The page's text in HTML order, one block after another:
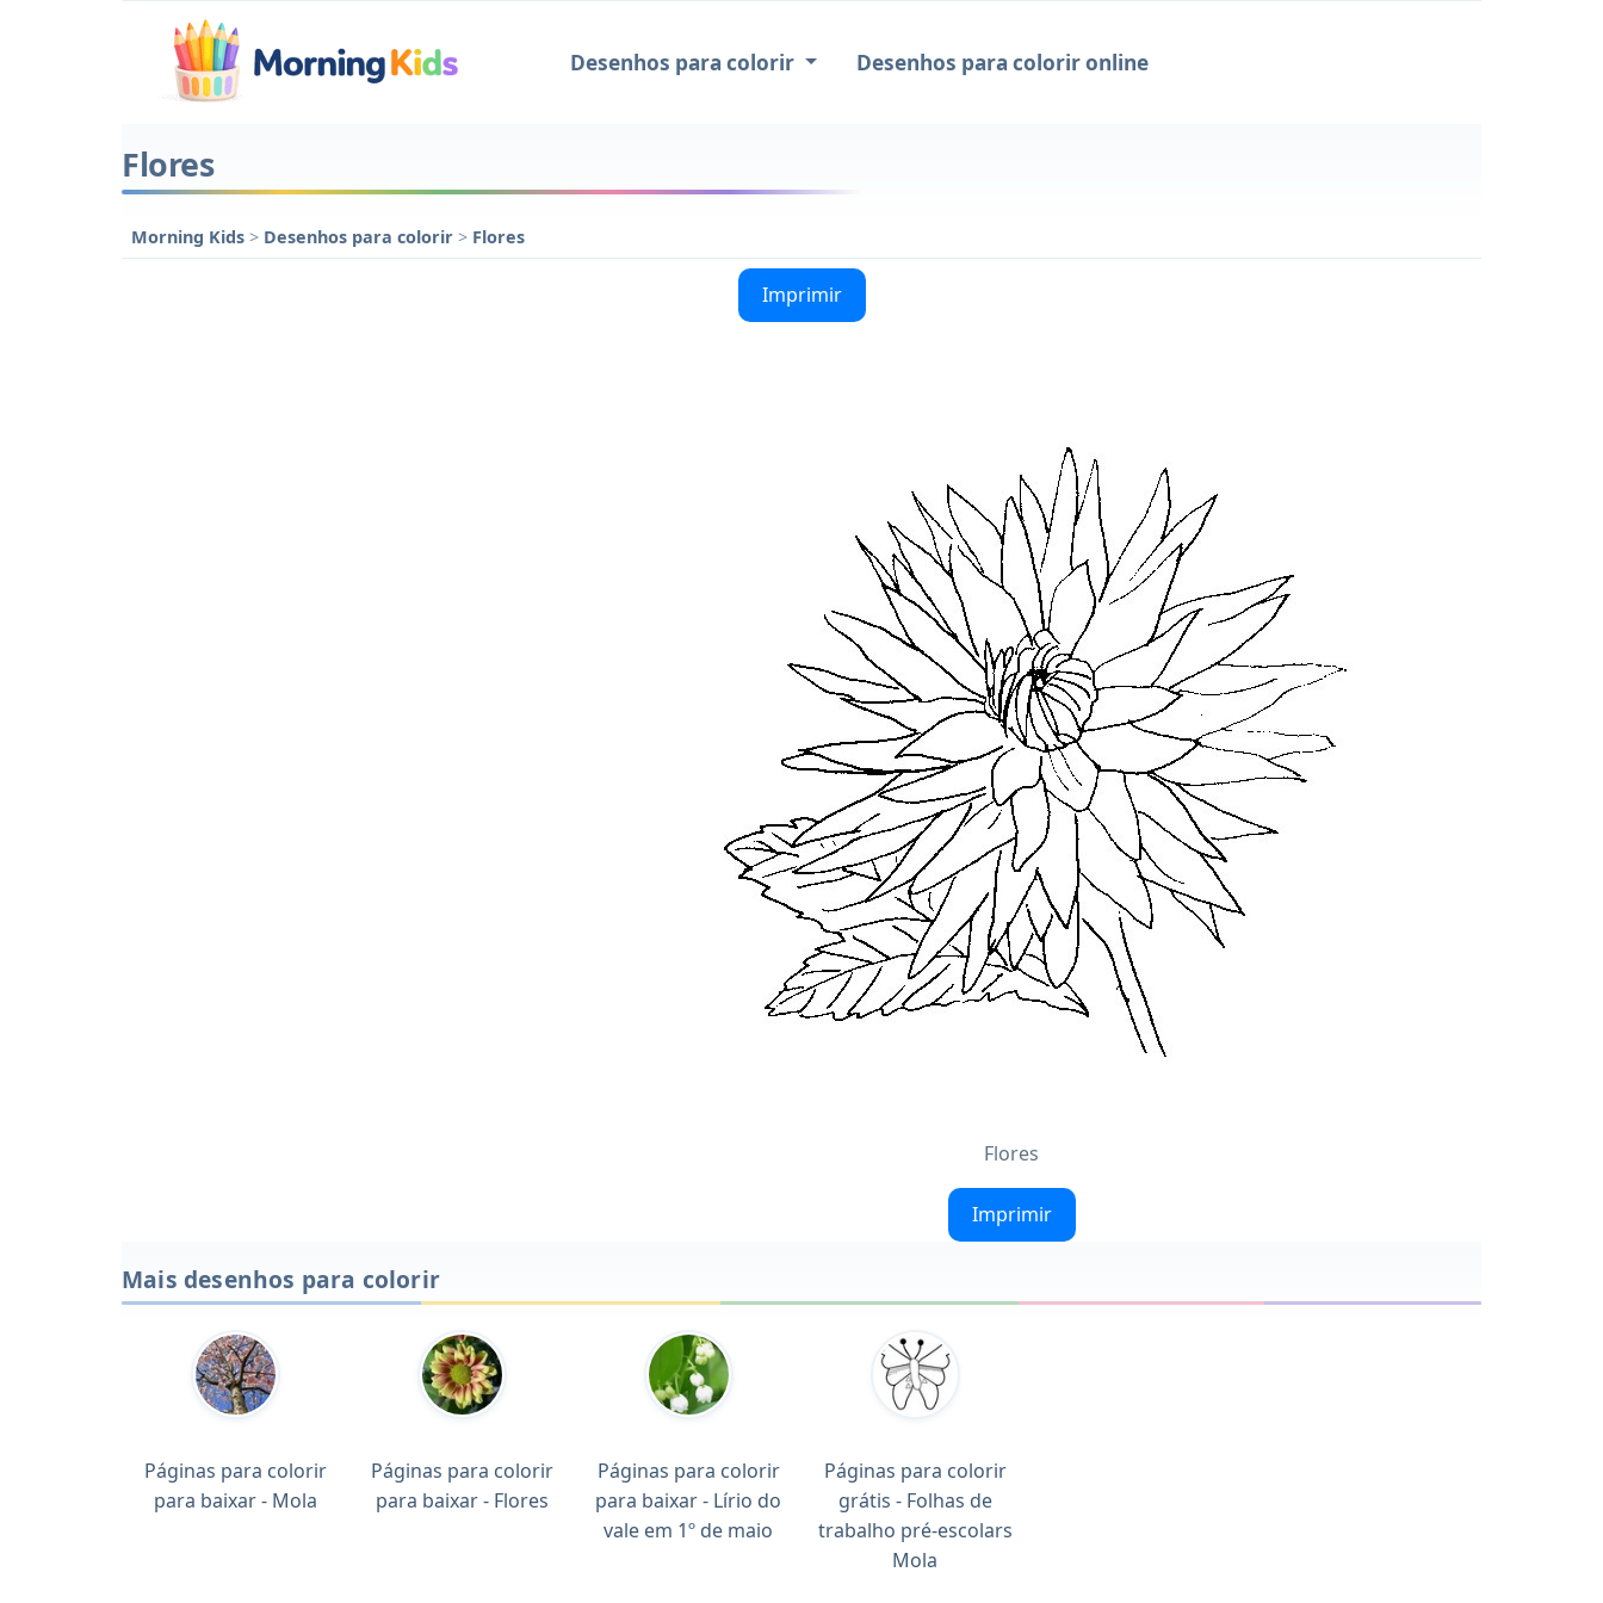
Desenhos para colorir Desenhos para colorir online
Flores
Morning Kids > Desenhos para colorir > Flores
Imprimir
Flores
Imprimir
Mais desenhos para colorir
Páginas para colorir
para baixar - Mola
Páginas para colorir
para baixar - Flores
Páginas para colorir
para baixar - Lírio do
vale em 1º de maio
Páginas para colorir
grátis - Folhas de
trabalho pré-escolars
Mola